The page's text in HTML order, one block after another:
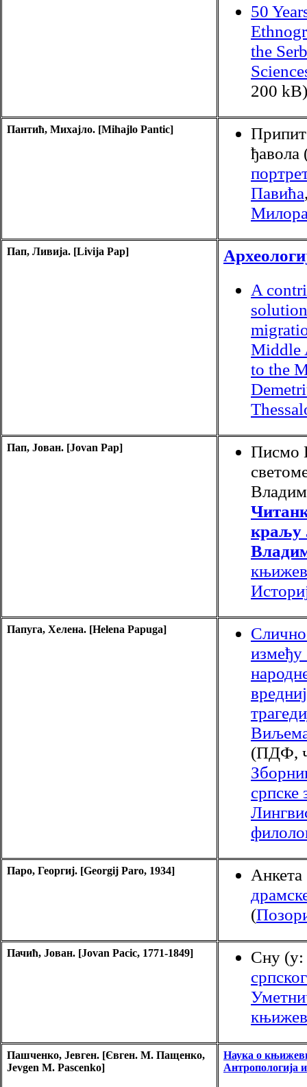
50
the
200 kB)
Пантић, Михајло. [Mihajlo Pantic]
Павића
Пап, Ливија. [Livija Pap]
A
Middle
to the
Пап, Јован. [Jovan Pap]
Писмо
краљу
Папуга, Хелена. [Helena Papuga]
између
(ПДФ,
српске
Паро, Георгиј. [Georgij Paro, 1934]
(
Пачић, Јован. [Jovan Pacic, 1771-1849]
Сну (у:
Пашченко, Јевген. [Євген. М. Пащенко,
Jevgen M. Pascenko]
Наука о
Антропологија